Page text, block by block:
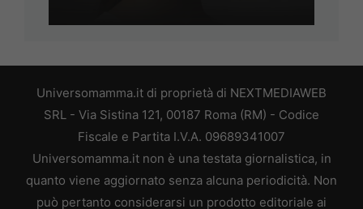
Universomamma.it di proprietà di NEXTMEDIAWEB
SRL - Via Sistina 121, 00187 Roma (RM) - Codice
Fiscale e Partita I.V.A. 09689341007
Universomamma.it non è una testata giornalistica, in
quanto viene aggiornato senza alcuna periodicità. Non
può pertanto considerarsi un prodotto editoriale ai